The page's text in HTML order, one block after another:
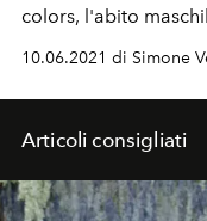
colors, l'abito
10.06.2021 di Simone
Articoli consigliati